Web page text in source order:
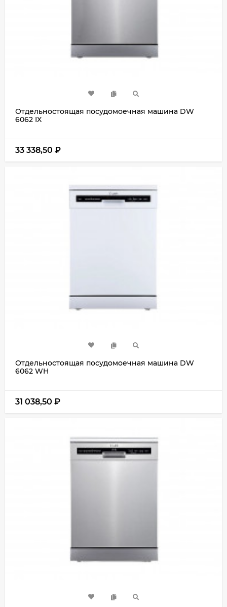
Отдельностоящая посудомоечная машина DW
6062 IX
33 338,50 ₽
Отдельностоящая посудомоечная машина DW
6062 WH
31 038,50 ₽